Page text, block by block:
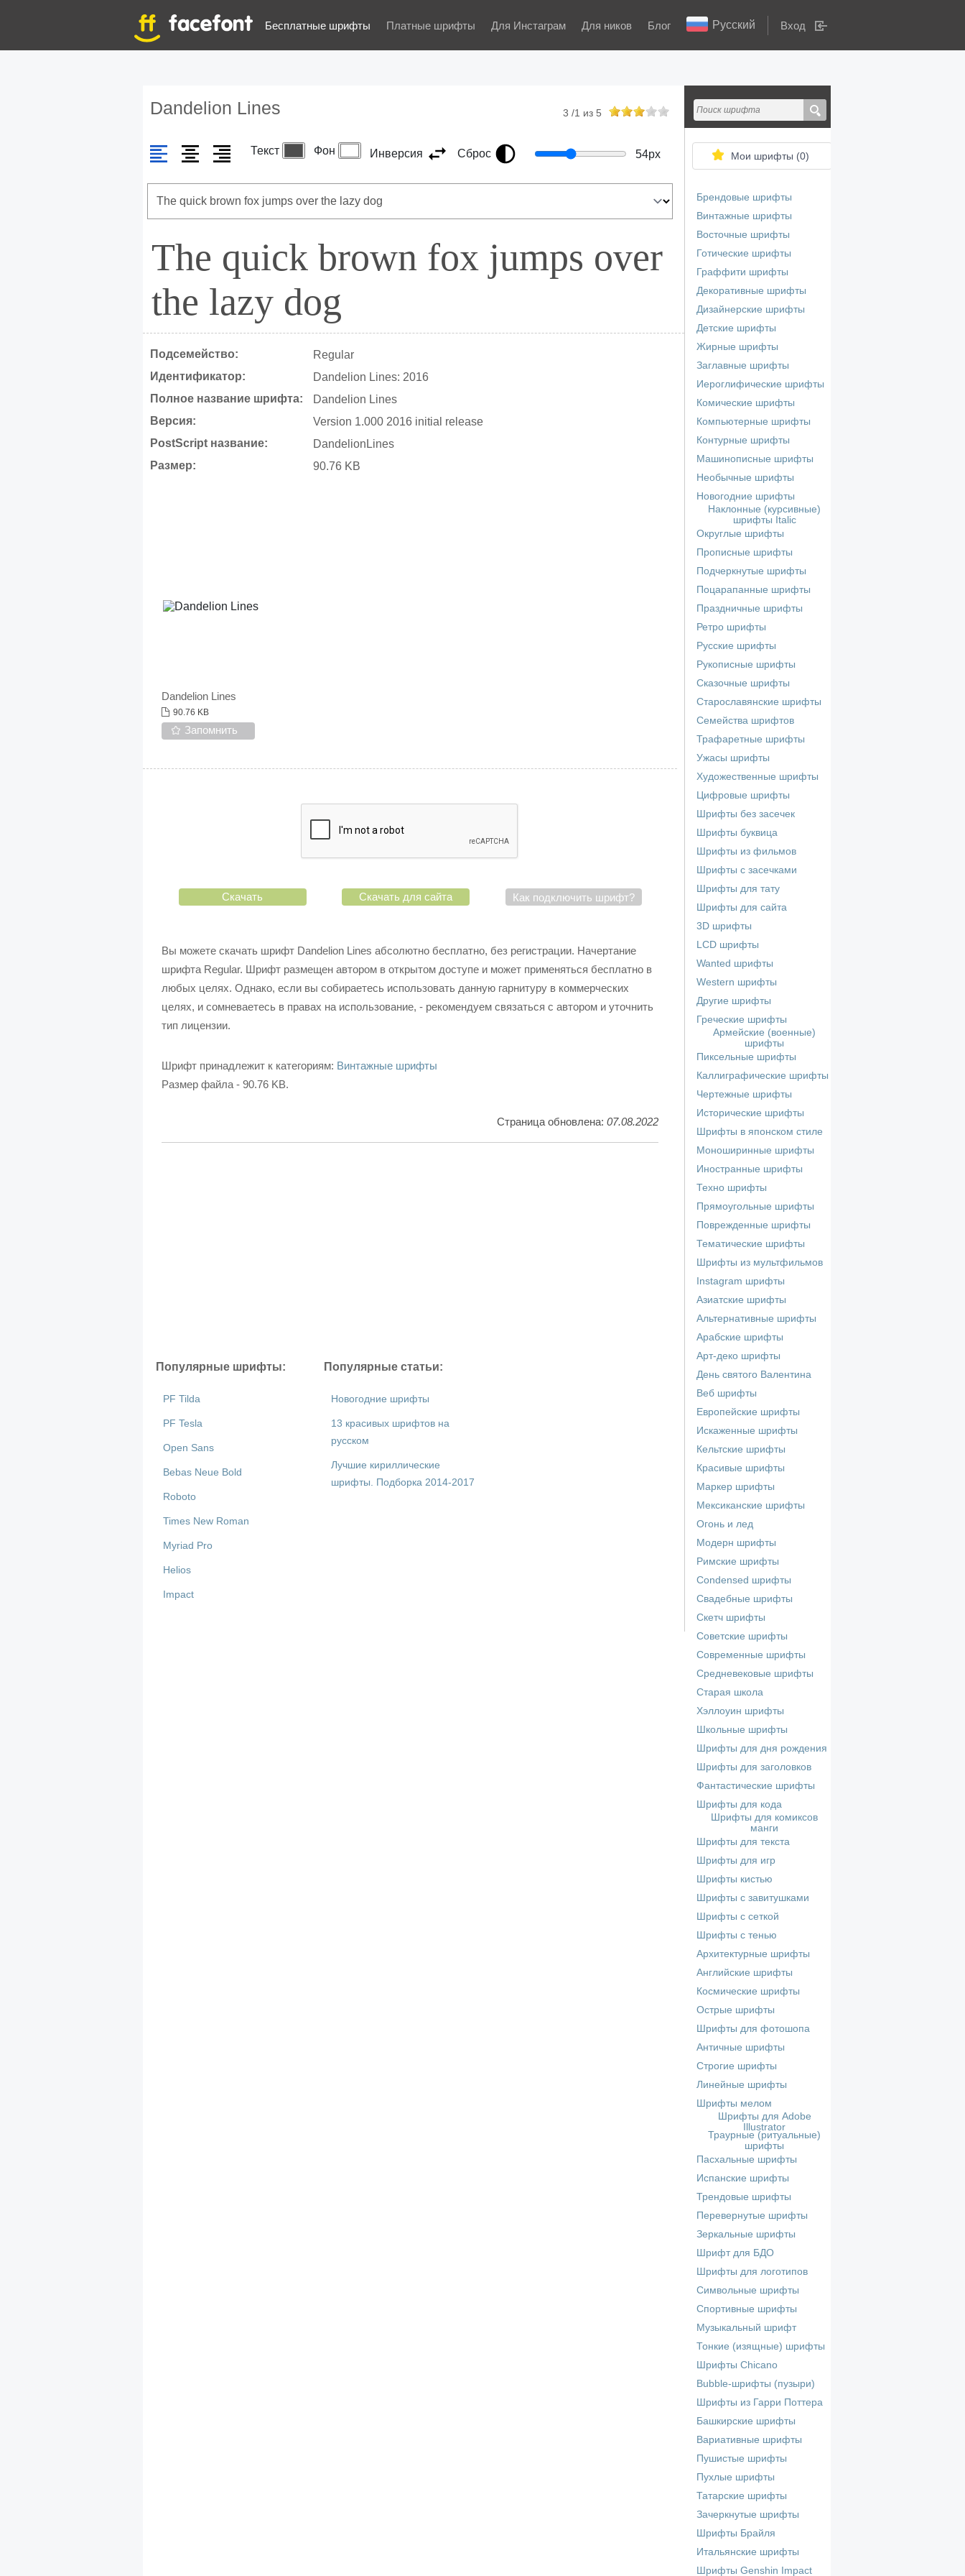
Бесплатные шрифты Платные шрифты Для Инстаграм Для ников Блог Русский Вход
Dandelion Lines 3 /1 из 5
Текст Фон Инверсия Сброс 54px
The quick brown fox jumps over
the lazy dog
Подсемейство:
Regular
Идентификатор:
Dandelion Lines: 2016
Полное название шрифта:
Dandelion Lines
Версия:
Version 1.000 2016 initial release
PostScript название:
DandelionLines
Размер:
90.76 KB
Dandelion Lines
90.76 KB
Запомнить
Скачать Скачать для сайта Как подключить шрифт?
Вы можете скачать шрифт Dandelion Lines абсолютно бесплатно, без регистрации. Начертание
шрифта Regular. Шрифт размещен автором в открытом доступе и может применяться бесплатно в
любых целях. Однако, если вы собираетесь использовать данную гарнитуру в коммерческих
целях, и сомневаетесь в правах на использование, - рекомендуем связаться с автором и уточнить
тип лицензии.
Шрифт принадлежит к категориям: Винтажные шрифты
Размер файла - 90.76 KB.
Страница обновлена: 07.08.2022
Популярные шрифты:
PF Tilda
PF Tesla
Open Sans
Bebas Neue Bold
Roboto
Times New Roman
Myriad Pro
Helios
Impact
Популярные статьи:
Новогодние шрифты
13 красивых шрифтов на
русском
Лучшие кириллические
шрифты. Подборка 2014-2017
Мои шрифты (0)
Брендовые шрифты
Винтажные шрифты
Восточные шрифты
Готические шрифты
Граффити шрифты
Декоративные шрифты
Дизайнерские шрифты
Детские шрифты
Жирные шрифты
Заглавные шрифты
Иероглифические шрифты
Комические шрифты
Компьютерные шрифты
Контурные шрифты
Машинописные шрифты
Необычные шрифты
Новогодние шрифты
Наклонные (курсивные)
шрифты Italic
Округлые шрифты
Прописные шрифты
Подчеркнутые шрифты
Поцарапанные шрифты
Праздничные шрифты
Ретро шрифты
Русские шрифты
Рукописные шрифты
Сказочные шрифты
Старославянские шрифты
Семейства шрифтов
Трафаретные шрифты
Ужасы шрифты
Художественные шрифты
Цифровые шрифты
Шрифты без засечек
Шрифты буквица
Шрифты из фильмов
Шрифты с засечками
Шрифты для тату
Шрифты для сайта
3D шрифты
LCD шрифты
Wanted шрифты
Western шрифты
Другие шрифты
Греческие шрифты
Армейские (военные)
шрифты
Пиксельные шрифты
Каллиграфические шрифты
Чертежные шрифты
Исторические шрифты
Шрифты в японском стиле
Моноширинные шрифты
Иностранные шрифты
Техно шрифты
Прямоугольные шрифты
Поврежденные шрифты
Тематические шрифты
Шрифты из мультфильмов
Instagram шрифты
Азиатские шрифты
Альтернативные шрифты
Арабские шрифты
Арт-деко шрифты
День святого Валентина
Веб шрифты
Европейские шрифты
Искаженные шрифты
Кельтские шрифты
Красивые шрифты
Маркер шрифты
Мексиканские шрифты
Огонь и лед
Модерн шрифты
Римские шрифты
Сondensed шрифты
Свадебные шрифты
Скетч шрифты
Советские шрифты
Современные шрифты
Средневековые шрифты
Старая школа
Хэллоуин шрифты
Школьные шрифты
Шрифты для дня рождения
Шрифты для заголовков
Фантастические шрифты
Шрифты для кода
Шрифты для комиксов
манги
Шрифты для текста
Шрифты для игр
Шрифты кистью
Шрифты с завитушками
Шрифты с сеткой
Шрифты с тенью
Архитектурные шрифты
Английские шрифты
Космические шрифты
Острые шрифты
Шрифты для фотошопа
Античные шрифты
Строгие шрифты
Линейные шрифты
Шрифты мелом
Шрифты для Adobe
Illustrator
Траурные (ритуальные)
шрифты
Пасхальные шрифты
Испанские шрифты
Трендовые шрифты
Перевернутые шрифты
Зеркальные шрифты
Шрифт для БДО
Шрифты для логотипов
Символьные шрифты
Спортивные шрифты
Музыкальный шрифт
Тонкие (изящные) шрифты
Шрифты Chicano
Bubble-шрифты (пузыри)
Шрифты из Гарри Поттера
Башкирские шрифты
Вариативные шрифты
Пушистые шрифты
Пухлые шрифты
Татарские шрифты
Зачеркнутые шрифты
Шрифты Брайля
Итальянские шрифты
Шрифты Genshin Impact